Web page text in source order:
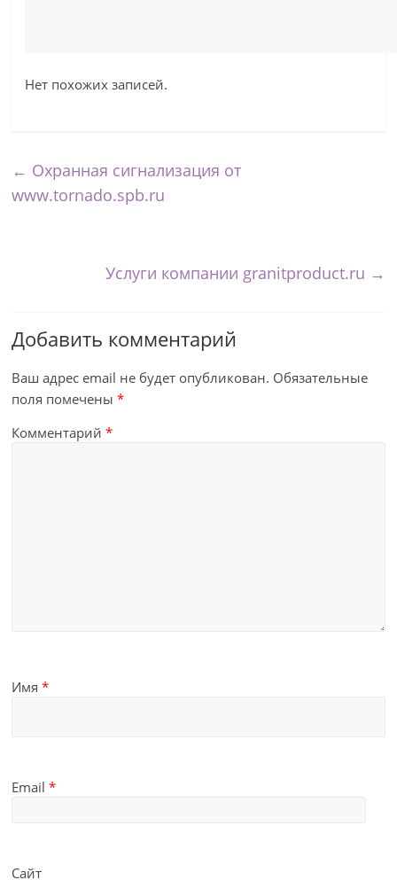
Нет похожих записей.
← Охранная сигнализация от
www.tornado.spb.ru
Услуги компании granitproduct.ru →
Добавить комментарий
Ваш адрес email не будет опубликован. Обязательные
поля помечены*
Комментарий*
Имя*
Email*
Сайт